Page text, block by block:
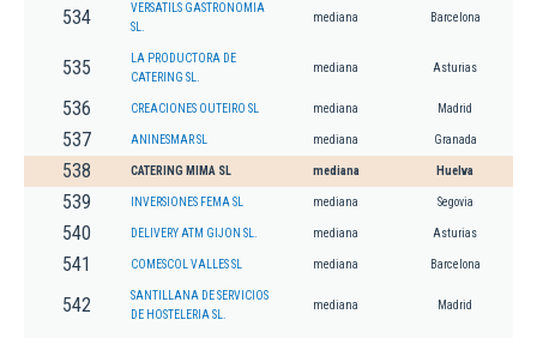
534
VERSATILS GASTRONOMIA
SL.
mediana Barcelona
535
LA PRODUCTORA DE
CATERING SL.
mediana Asturias
536 CREACIONES OUTEIRO SL mediana Madrid
537 ANINESMAR SL mediana Granada
538 CATERING MIMA SL mediana Huelva
539 INVERSIONES FEMA SL mediana Segovia
540 DELIVERY ATM GIJON SL. mediana Asturias
541 COMESCOL VALLES SL mediana Barcelona
542
SANTILLANA DE SERVICIOS
DE HOSTELERIA SL.
mediana Madrid